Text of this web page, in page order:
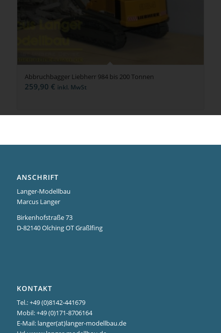
Abbruchbagger Liebherr 984 bis 200 Tonnen
259,90 € inkl. MwSt
ANSCHRIFT
Langer-Modellbau
Marcus Langer
Birkenhofstraße 73
D-82140 Olching OT Graßlfing
KONTAKT
Tel.: +49 (0)8142-441679
Mobil: +49 (0)171-8706164
E-Mail: langer(at)langer-modellbau.de